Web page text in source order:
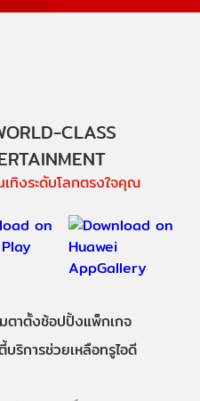
CLASS
ทิงระดับโลกตรงใจคุณ
ตาตั้งช้อปปิ้งแพ็กเกจ
บริการช่วยเหลือทรูไอดี